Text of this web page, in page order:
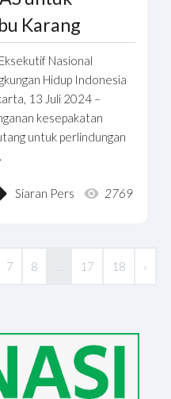
Karang
Nasional
Hidup Indonesia
13 Juli 2024 –
kesepakatan
untuk perlindungan
Siaran Pers 2769
7 8 17 18 ›